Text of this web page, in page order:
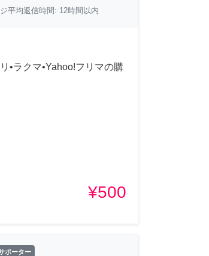
平均返信時間: 12時間以内
•ラクマ•Yahoo!フリマの購
¥500
ポーター